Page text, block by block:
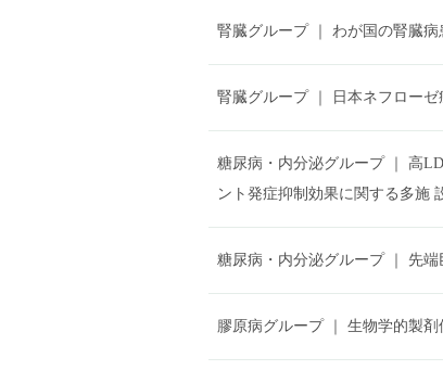
腎臓グループ わが国の腎臓
腎臓グループ 日本ネフロー
糖尿病・内分泌グループ
高
ント発症抑制効果に関する多施
糖尿病・内分泌グループ 先端
膠原病グループ 生物学的製